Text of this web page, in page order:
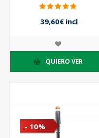
39,60€ incl
impuestos
QUIERO VER
- 10%